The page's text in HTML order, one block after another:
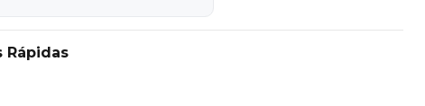
Rápidas